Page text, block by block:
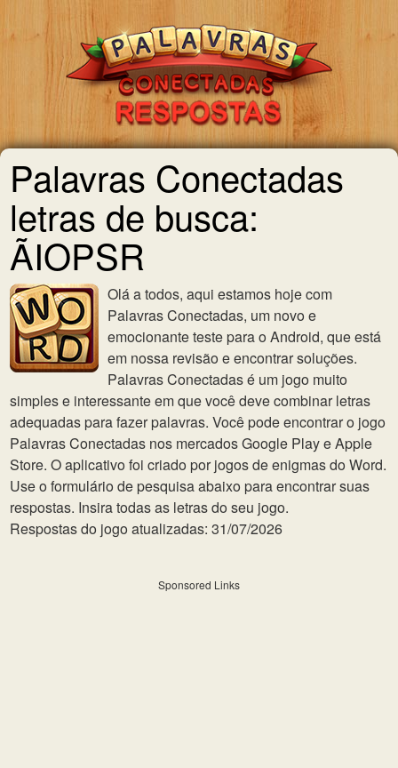
Palavras Conectadas
letras de busca:
ÃIOPSR
Olá a todos, aqui estamos hoje com
Palavras Conectadas, um novo e
emocionante teste para o Android, que está
em nossa revisão e encontrar soluções.
Palavras Conectadas é um jogo muito
simples e interessante em que você deve combinar letras
adequadas para fazer palavras. Você pode encontrar o jogo
Palavras Conectadas nos mercados Google Play e Apple
Store. O aplicativo foi criado por jogos de enigmas do Word.
Use o formulário de pesquisa abaixo para encontrar suas
respostas. Insira todas as letras do seu jogo.
Respostas do jogo atualizadas: 31/07/2026
Sponsored Links